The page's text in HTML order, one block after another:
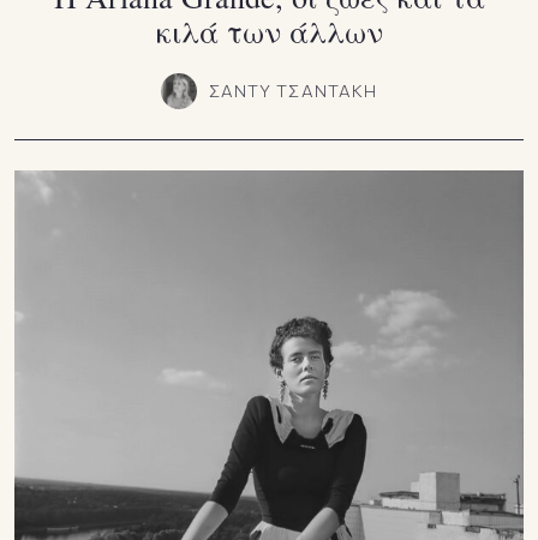
κιλά των άλλων
ΣΑΝΤΥ ΤΣΑΝΤΑΚΗ